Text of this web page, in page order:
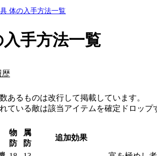
体の入手方法一覧
入手方法一覧
歴
あるものは改行して掲載しています。
れている敵は該当アイテムを確定ドロッ
物
防
属
防
追加効果